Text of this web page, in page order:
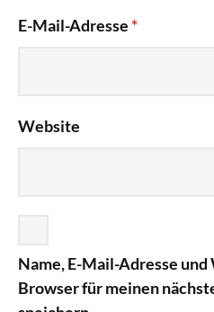
E-Mail-Adresse *
Website
Name, E-Mail-Adresse
Browser für meinen